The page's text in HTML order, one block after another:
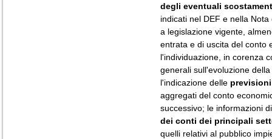
degli eventuali
indicati nel DEF e nella
a legislazione vigente,
entrata e di uscita del conto
l'individuazione, in corenza
generali sull'evoluzione
l'indicazione delle
aggregati del conto
successivo; le informazioni
dei conti dei principali
quelli relativi al pubblico